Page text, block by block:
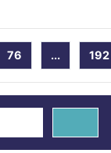
76 ... 192